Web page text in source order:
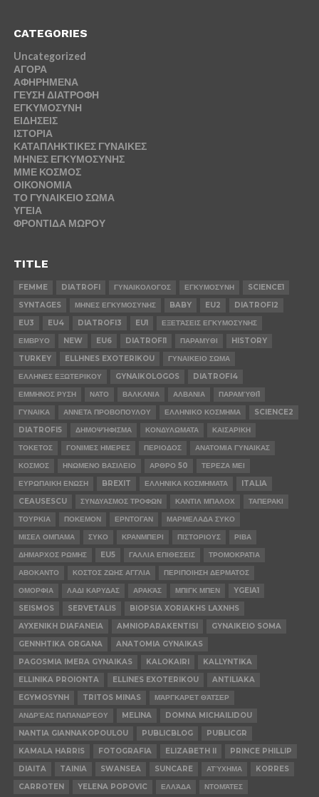
CATEGORIES
Uncategorized
ΑΓΟΡΑ
ΑΦΗΡΗΜΕΝΑ
ΓΕΥΣΗ ΔΙΑΤΡΟΦΗ
ΕΓΚΥΜΟΣΥΝΗ
ΕΙΔΗΣΕΙΣ
ΙΣΤΟΡΙΑ
ΚΑΤΑΠΛΗΚΤΙΚΕΣ ΓΥΝΑΙΚΕΣ
ΜΗΝΕΣ ΕΓΚΥΜΟΣΥΝΗΣ
ΜΜΕ ΚΟΣΜΟΣ
ΟΙΚΟΝΟΜΙΑ
ΤΟ ΓΥΝΑΙΚΕΙΟ ΣΩΜΑ
ΥΓΕΙΑ
ΦΡΟΝΤΙΔΑ ΜΩΡΟΥ
TITLE
FEMME DIATROFI ΓΥΝΑΙΚΟΛΟΓΟΣ ΕΓΚΥΜΟΣΥΝΗ
SCIENCE1
SYNTAGES
ΜΗΝΕΣ ΕΓΚΥΜΟΣΥΝΗΣ BABY EU2
DIATROFI2
EU3
EU4 DIATROFI3 EU1
ΕΞΕΤΆΣΕΙΣ ΕΓΚΥΜΟΣΥΝΗΣ
ΕΜΒΡΥΟ
NEW EU6 DIATROFI1 ΠΑΡΑΜΥΘΙ
HISTORY
TURKEY
ELLHNES EXOTERIKOU
ΓΥΝΑΙΚΕΙΟ ΣΩΜΑ
ΕΛΛΗΝΕΣ ΕΞΩΤΕΡΙΚΟΥ
GYNAIKOLOGOS
DIATROFI4
ΕΜΜΗΝΟΣ ΡΥΣΗ
ΝΑΤΟ ΒΑΛΚΑΝΙΑ ΑΛΒΑΝΙΑ
ΠΑΡΑΜΎΘΙ1
ΓΥΝΑΙΚΑ
ΑΝΝΕΤΑ ΠΡΟΒΟΠΟΥΛΟΥ ΕΛΛΗΝΙΚΟ ΚΟΣΜΗΜΑ
SCIENCE2
DIATROFI5
ΔΗΜΟΨΉΦΙΣΜΑ ΚΟΝΔΥΛΩΜΑΤΑ
ΚΑΙΣΑΡΙΚΗ
ΤΟΚΕΤΟΣ
ΓΟΝΙΜΕΣ ΗΜΕΡΕΣ ΠΕΡΙΟΔΟΣ
ΑΝΑΤΟΜΙΑ ΓΥΝΑΙΚΑΣ
ΚΟΣΜΟΣ
ΗΝΩΜΕΝΟ ΒΑΣΙΛΕΙΟ ΑΡΘΡΟ 50
ΤΕΡΕΖΑ ΜΕΙ
ΕΥΡΩΠΑΙΚΗ ΕΝΩΣΗ
BREXIT ΕΛΛΗΝΙΚΑ ΚΟΣΜΗΜΑΤΑ
ITALIA
CEAUSESCU
ΣΥΝΔΥΑΣΜΟΣ ΤΡΟΦΩΝ ΚΑΝΤΙΛ ΜΠΑΛΟΧ
ΤΑΠΕΡΑΚΙ
ΤΟΥΡΚΙΑ
ΠΟΚΕΜΟΝ ΕΡΝΤΟΓΑΝ
ΜΑΡΜΕΛΑΔΑ ΣΥΚΟ
ΜΙΣΕΛ ΟΜΠΑΜΑ
ΣΥΚΟ ΚΡΑΝΜΠΕΡΙ ΠΙΣΤΟΡΙΟΥΣ
ΡΙΒΑ
ΔΗΜΑΡΧΟΣ ΡΩΜΗΣ
EU5 ΓΑΛΛΙΑ ΕΠΙΘΕΣΕΙΣ
ΤΡΟΜΟΚΡΑΤΙΑ
ΑΒΟΚΑΝΤΟ
ΚΟΣΤΟΣ ΖΩΗΣ ΑΓΓΛΙΑ
ΠΕΡΙΠΟΙΗΣΗ ΔΕΡΜΑΤΟΣ
ΟΜΟΡΦΙΑ
ΛΑΔΙ ΚΑΡΥΔΑΣ ΑΡΑΚΆΣ ΜΠΙΓΚ ΜΠΕΝ
YGEIA1
SEISMOS
SERVETALIS
BIOPSIA XORIAKHS LAXNHS
AYXENIKH DIAFANEIA
AMNIOPARAKENTISI
GYNAIKEIO SOMA
GENNHTIKA ORGANA
ANATOMIA GYNAIKAS
PAGOSMIA IMERA GYNAIKAS
KALOKAIRI
KALLYNTIKA
ELLINIKA PROIONTA
ELLINES EXOTERIKOU
ANTILIAKA
EGYMOSYNH
TRITOS MINAS
ΜΆΡΓΚΑΡΕΤ ΘΆΤΣΕΡ
ΑΝΔΡΈΑΣ ΠΑΠΑΝΔΡΈΟΥ
MELINA
DOMNA MICHAILIDOU
NANTIA GIANNAKOPOULOU
PUBLICBLOG
PUBLICGR
KAMALA HARRIS
FOTOGRAFIA ELIZABETH II
PRINCE PHILLIP
DIAITA
TAINIA SWANSEA SUNCARE ΑΤΎΧΗΜΑ
KORRES
CARROTEN
YELENA POPOVIC ΕΛΛΆΔΑ ΝΤΟΜΆΤΕΣ